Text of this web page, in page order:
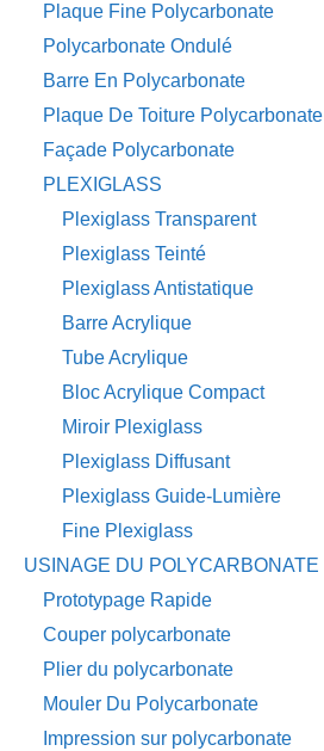
Plaque Fine Polycarbonate
Polycarbonate Ondulé
Barre En Polycarbonate
Plaque De Toiture Polycarbonate
Façade Polycarbonate
PLEXIGLASS
Plexiglass Transparent
Plexiglass Teinté
Plexiglass Antistatique
Barre Acrylique
Tube Acrylique
Bloc Acrylique Compact
Miroir Plexiglass
Plexiglass Diffusant
Plexiglass Guide-Lumière
Fine Plexiglass
USINAGE DU POLYCARBONATE
Prototypage Rapide
Couper polycarbonate
Plier du polycarbonate
Mouler Du Polycarbonate
Impression sur polycarbonate